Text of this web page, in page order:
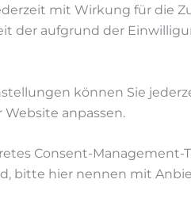
mit Wirkung für die
der aufgrund der
können Sie
Website anpassen.
Consent-Management-
bitte hier nennen mit